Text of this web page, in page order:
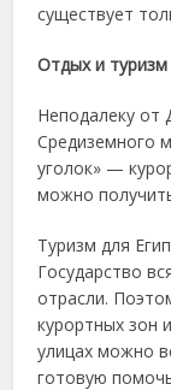
существует
Отдых и туризм
Неподалеку от
Средиземного
уголок» —
можно
Туризм для
Государство
отрасли.
курортных зон
улицах можно
готовую